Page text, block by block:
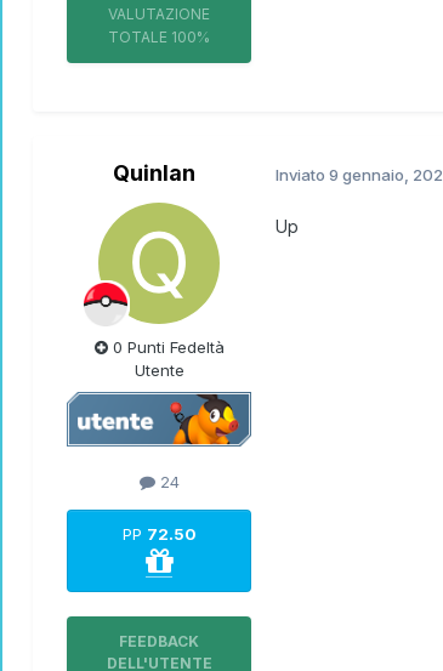
VALUTAZIONE
TOTALE 100%
Quinlan
0 Punti Fedeltà
Utente
24
PP 72.50
FEEDBACK
DELL'UTENTE
Inviato 9 gennaio,
Up